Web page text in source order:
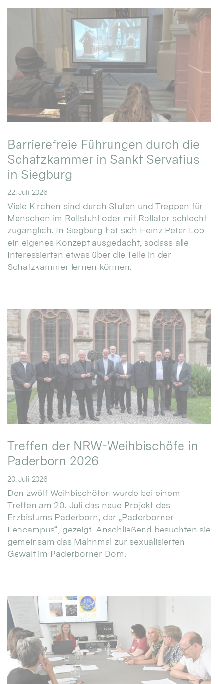
Barrierefreie Führungen durch die
Schatzkammer in Sankt Servatius
in Siegburg
22. Juli 2026
Viele Kirchen sind durch Stufen und Treppen für
Menschen im Rollstuhl oder mit Rollator schlecht
zugänglich. In Siegburg hat sich Heinz Peter Lob
ein eigenes Konzept ausgedacht, sodass alle
Interessierten etwas über die Teile in der
Schatzkammer lernen können.
Treffen der NRW-Weihbischöfe in
Paderborn 2026
20. Juli 2026
Den zwölf Weihbischöfen wurde bei einem
Treffen am 20. Juli das neue Projekt des
Erzbistums Paderborn, der „Paderborner
Leocampus“, gezeigt. Anschließend besuchten sie
gemeinsam das Mahnmal zur sexualisierten
Gewalt im Paderborner Dom.